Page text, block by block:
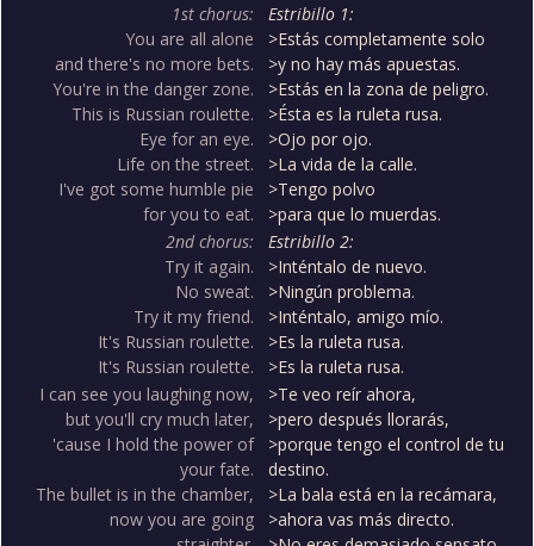
1st chorus:
You are all alone
and there's no more bets.
You're in the danger zone.
This is Russian roulette.
Eye for an eye.
Life on the street.
I've got some humble pie
for you to eat.
Estribillo 1:
>Estás completamente solo
>y no hay más apuestas.
>Estás en la zona de peligro.
>Ésta es la ruleta rusa.
>Ojo por ojo.
>La vida de la calle.
>Tengo polvo
>para que lo muerdas.
2nd chorus:
Try it again.
No sweat.
Try it my friend.
It's Russian roulette.
It's Russian roulette.
Estribillo 2:
>Inténtalo de nuevo.
>Ningún problema.
>Inténtalo, amigo mío.
>Es la ruleta rusa.
>Es la ruleta rusa.
I can see you laughing now,
but you'll cry much later,
'cause I hold the power of
your fate.
The bullet is in the chamber,
now you are going
>Te veo reír ahora,
>pero después llorarás,
>porque tengo el control de tu
destino.
>La bala está en la recámara,
>ahora vas más directo.